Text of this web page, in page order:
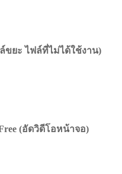
ขยะ ไฟล์ที่ไม่ได้ใช้งาน)
(อัดวิดีโอหน้าจอ)